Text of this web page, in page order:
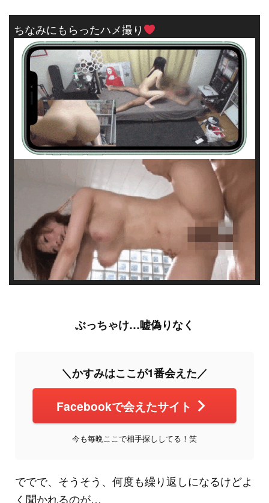
ちなみにもらったハメ撮り
ぶっちゃけ…嘘偽りなく
＼かすみはここが1番会えた／
Facebookで会えたサイト
今も毎晩ここで相手探ししてる！笑
ででで、そうそう、何度も繰り返しになるけどよ
く聞かれるのが…